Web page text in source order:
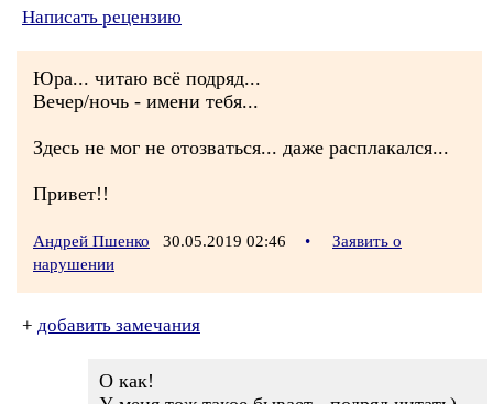
Написать рецензию
Юра... читаю всё подряд...
Вечер/ночь - имени тебя...
Здесь не мог не отозваться... даже расплакался...
Привет!!
Андрей Пшенко 30.05.2019 02:46 •
Заявить о
нарушении
+ добавить замечания
О как!